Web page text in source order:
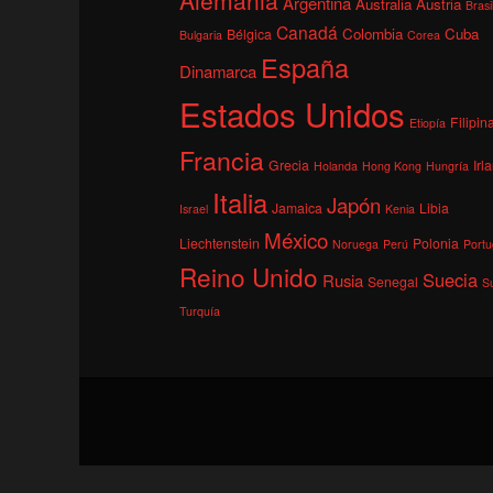
Brasil
Bulgaria Bélgica Canadá Colombia Corea Cuba
Dinamarca España
Estados Unidos Etiopía
Francia Grecia Holanda Hong Kong Hungría
Israel Italia Jamaica Japón Kenia Libia
Liechtenstein México Noruega Perú Polonia
Reino Unido Rusia Senegal Suecia
Turquía